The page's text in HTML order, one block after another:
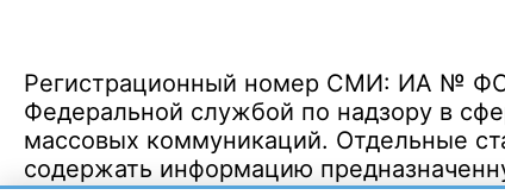
Регистрационный номер СМИ: ИА № ФС
Федеральной службой по надзору в
массовых коммуникаций. Отдельные
содержать информацию